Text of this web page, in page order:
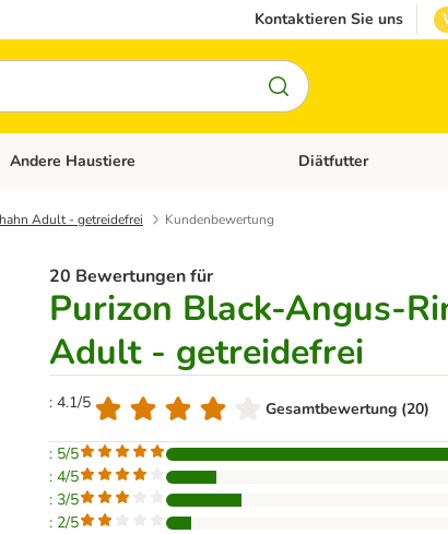
Kontaktieren Sie uns
Kategorie-Menü öffnen: Katzenfutter und Zubehör
Andere Haustiere Kategorie-Menü
Diätfutter
Adult - getreidefrei Kundenbewertung
20 Bewertungen für
Purizon Black-Angus-
Adult - getreidefrei
: 4.1/5 Gesamtbewertung (20)
: 5/5
: 4/5
: 3/5
: 2/5